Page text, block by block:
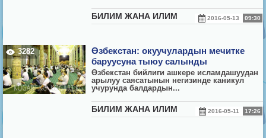
БИЛИМ ЖАНА ИЛИМ 2016-05-13 09:30
3282
Өзбекстан: окуучулардын мечитке
баруусуна тыюу салынды
Өзбекстан бийлиги ашкере исламдашуудан
арылуу саясатынын негизинде каникул
учурунда балдардын...
БИЛИМ ЖАНА ИЛИМ 2016-05-11 17:26